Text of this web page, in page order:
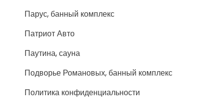
Парус, банный комплекс
Патриот Авто
Паутина, сауна
Подворье Романовых, банный комплекс
Политика конфиденциальности